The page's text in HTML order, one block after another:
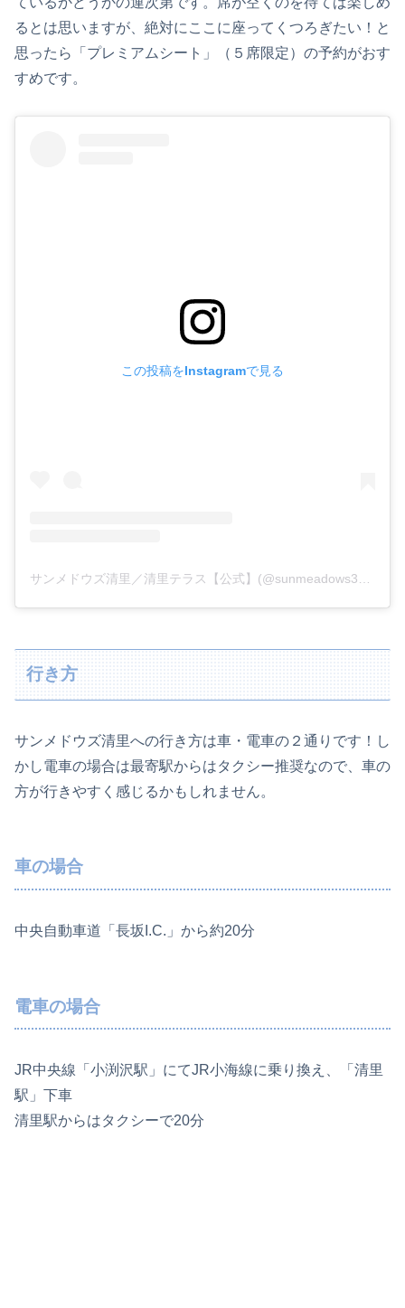
るとは思いますが、絶対にここに座ってくつろぎたい！と
思ったら「プレミアムシート」（５席限定）の予約がおす
すめです。
この投稿をInstagramで見る
行き方
サンメドウズ清里への行き方は車・電車の２通りです！し
かし電車の場合は最寄駅からはタクシー推奨なので、車の
方が行きやすく感じるかもしれません。
車の場合
中央自動車道「長坂I.C.」から約20分
電車の場合
JR中央線「小渕沢駅」にてJR小海線に乗り換え、「清里
駅」下車
清里駅からはタクシーで20分